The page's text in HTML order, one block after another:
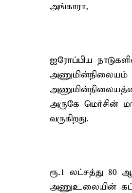
அங்காரா,
ஐரோப்பிய
அணுமின்நிலையம்
அருகே மெர்சின்
வருகிறது.
ரூ.1 லட்சத்து 80
அணுஉலையின்